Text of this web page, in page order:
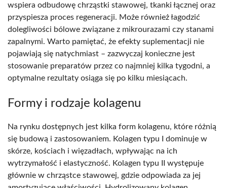
wspiera odbudowę chrząstki stawowej, tkanki łącznej oraz
przyspiesza proces regeneracji. Może również łagodzić
dolegliwości bólowe związane z mikrourazami czy stanami
zapalnymi. Warto pamiętać, że efekty suplementacji nie
pojawiają się natychmiast – zazwyczaj konieczne jest
stosowanie preparatów przez co najmniej kilka tygodni, a
optymalne rezultaty osiąga się po kilku miesiącach.
Formy i rodzaje kolagenu
Na rynku dostępnych jest kilka form kolagenu, które różnią
się budową i zastosowaniem. Kolagen typu I dominuje w
skórze, kościach i więzadłach, wpływając na ich
wytrzymałość i elastyczność. Kolagen typu II występuje
głównie w chrząstce stawowej, gdzie odpowiada za jej